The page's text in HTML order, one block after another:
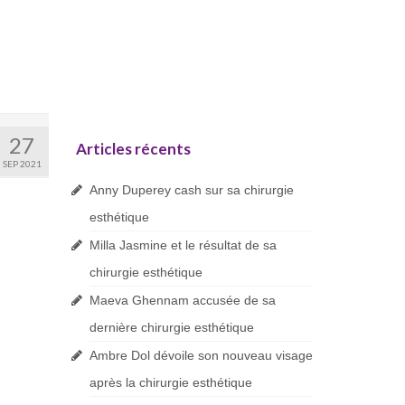
27
SEP 2021
Articles récents
Anny Duperey cash sur sa chirurgie
esthétique
Milla Jasmine et le résultat de sa
chirurgie esthétique
Maeva Ghennam accusée de sa
dernière chirurgie esthétique
Ambre Dol dévoile son nouveau visage
après la chirurgie esthétique